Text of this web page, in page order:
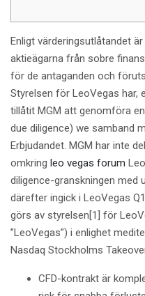
Enligt värderingsutlåtandet
aktieägarna från sobre
för de antaganden och
Styrelsen för LeoVegas har,
tillåtit MGM att genomföra
due diligence) we samband
Erbjudandet. MGM har inte
omkring leo vegas forum
diligence-granskningen
därefter ingick i LeoVegas
görs av styrelsen[1] för
”LeoVegas”) i enlighet
Nasdaq Stockholms
CFD-kontrakt är